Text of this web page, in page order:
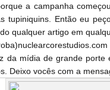
a campanha
tupiniquins. Então eu
qualquer artigo em
da mídia de grande
Deixo vocês com a